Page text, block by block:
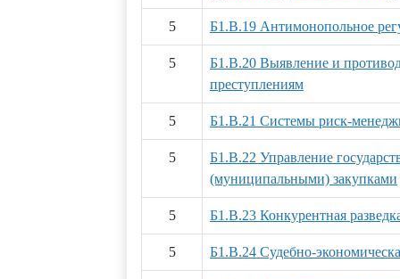
5 Б1.В.19 Антимонопольное
5
Б1.В.20 Выявление и
преступлениям
5 Б1.В.21 Системы риск-
5
Б1.В.22 Управление
(муниципальными) закупками
5 Б1.В.23 Конкурентная
5 Б1.В.24 Судебно-